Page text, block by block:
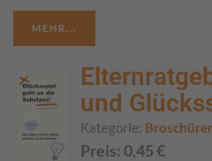
MEHR...
und
Kategorie:
Preis: 0,45€